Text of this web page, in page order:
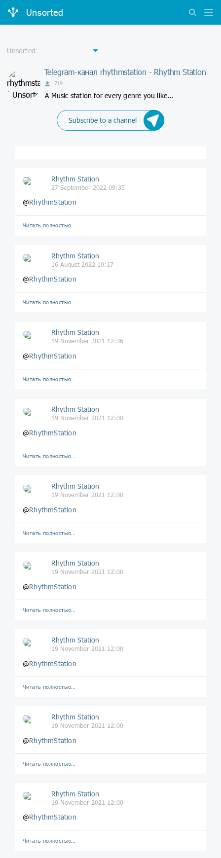
Unsorted
Telegram-канал rhythmstation - Rhythm Station
719
A Music station for every genre you like...
Subscribe to a channel
Rhythm Station
27 September 2022 09:35
@RhythmStation
Читать полностью…
Rhythm Station
16 August 2022 10:17
@RhythmStation
Читать полностью…
Rhythm Station
19 November 2021 12:36
@RhythmStation
Читать полностью…
Rhythm Station
19 November 2021 12:00
@RhythmStation
Читать полностью…
Rhythm Station
19 November 2021 12:00
@RhythmStation
Читать полностью…
Rhythm Station
19 November 2021 12:00
@RhythmStation
Читать полностью…
Rhythm Station
19 November 2021 12:00
@RhythmStation
Читать полностью…
Rhythm Station
19 November 2021 12:00
@RhythmStation
Читать полностью…
Rhythm Station
19 November 2021 12:00
@RhythmStation
Читать полностью…